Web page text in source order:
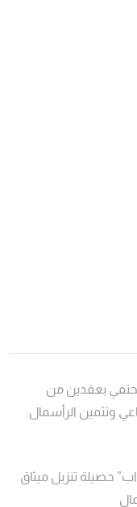
تحتفي بعقدين من
وتثمين الرأسمال
حصيلة تنزيل ميثاق